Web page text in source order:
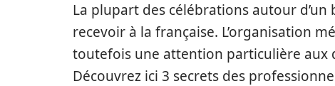
La plupart des célébrations autour
recevoir à la française. L’organisation
toutefois une attention particulière aux
Découvrez ici 3 secrets des